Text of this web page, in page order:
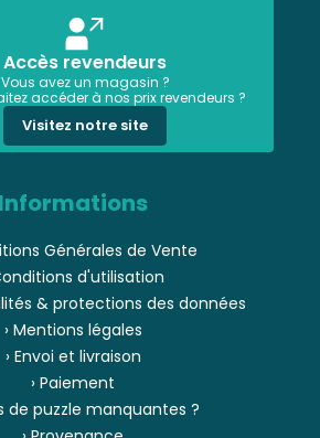
Accès revendeurs
Vous avez un magasin ?
accéder à nos prix revendeurs ?
Visitez notre site
Informations
Générales de Vente
d'utilisation
& protections des données
› Mentions légales
› Envoi et livraison
› Paiement
de puzzle manquantes ?